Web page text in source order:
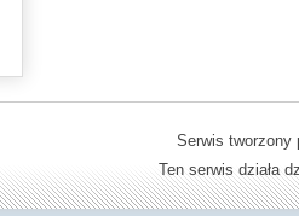
Serwis
Ten serwis działa